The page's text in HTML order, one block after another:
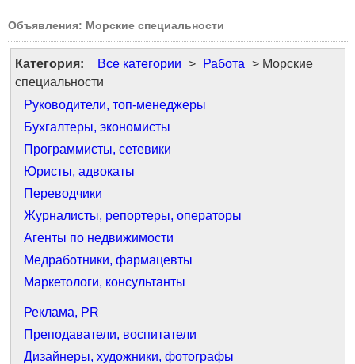
Объявления: Морские специальности
Категория: Все категории > Работа > Морские
специальности
Руководители, топ-менеджеры
Бухгалтеры, экономисты
Программисты, сетевики
Юристы, адвокаты
Переводчики
Журналисты, репортеры, операторы
Агенты по недвижимости
Медработники, фармацевты
Маркетологи, консультанты
Реклама, PR
Преподаватели, воспитатели
Дизайнеры, художники, фотографы